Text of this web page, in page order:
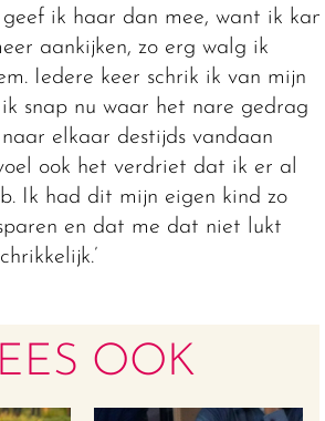
ik haar dan mee, want ik kan
aankijken, zo erg walg ik
Iedere keer schrik ik van mijn
snap nu waar het nare gedrag
elkaar destijds vandaan
ook het verdriet dat ik er al
Ik had dit mijn eigen kind zo
en dat me dat niet lukt
OOK